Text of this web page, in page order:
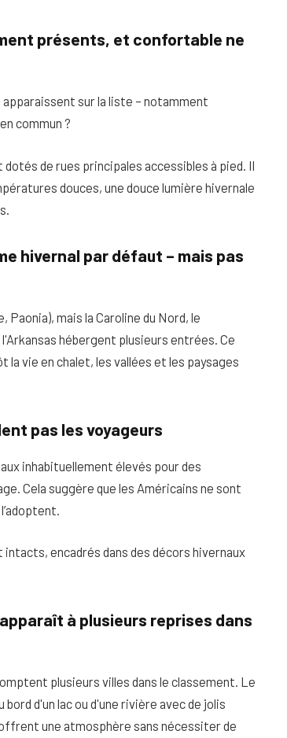
présents, et confortable ne
sur la liste – notamment
commun ?
de rues principales accessibles à pied. Il
douces, une douce lumière hivernale
hivernal par défaut – mais pas
Paonia), mais la Caroline du Nord, le
hébergent plusieurs entrées. Ce
la vie en chalet, les vallées et les paysages
pas les voyageurs
inhabituellement élevés pour des
Cela suggère que les Américains ne sont
encadrés dans des décors hivernaux
à plusieurs reprises dans
plusieurs villes dans le classement. Le
d'un lac ou d'une rivière avec de jolis
une atmosphère sans nécessiter de